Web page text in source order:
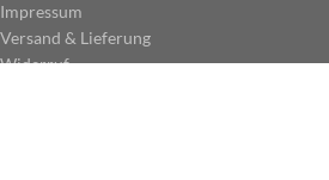
Impressum
Versand & Lieferung
Widerruf